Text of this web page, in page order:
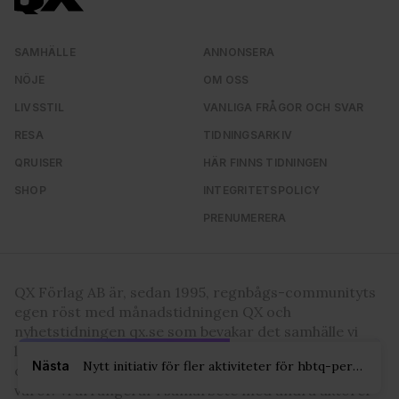
Nästa Nytt initiativ för fler aktiviteter för hbtq-personer
SAMHÄLLE
NÖJE
LIVSSTIL
RESA
QRUISER
SHOP
ANNONSERA
OM OSS
VANLIGA FRÅGOR OCH SVAR
TIDNINGSARKIV
HÄR FINNS TIDNINGEN
INTEGRITETSPOLICY
PRENUMERERA
QX Förlag AB är, sedan 1995, regnbågs-communityts
egen röst med månadstidningen QX och
nyhetstidningen qx.se som bevakar det samhälle vi
lever i och den kultur och de människor vi bryr oss
om. I QX Shop finns en mängd identitetsstärkande
varor. Vi arrangerar i samarbete med andra aktörer